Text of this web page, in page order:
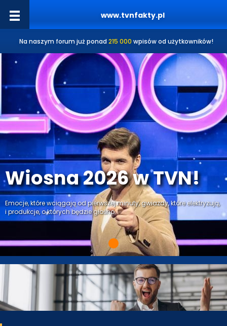
www.tvnfakty.pl
Na naszym forum już ponad 215 000 wpisów od użytkowników!
Wiosna 2026 w TVN!
Emocje, które wciągają od pierwszej minuty, gwiazdy, które elektryzują,
i produkcje, o których będzie głośno.